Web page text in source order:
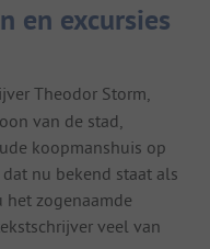
en excursies
Theodor Storm,
van de stad,
koopmanshuis op
nu bekend staat als
het zogenaamde
veel van